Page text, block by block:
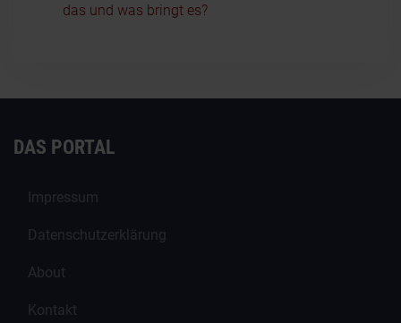
das und was bringt es?
DAS PORTAL
Impressum
Datenschutzerklärung
About
Kontakt